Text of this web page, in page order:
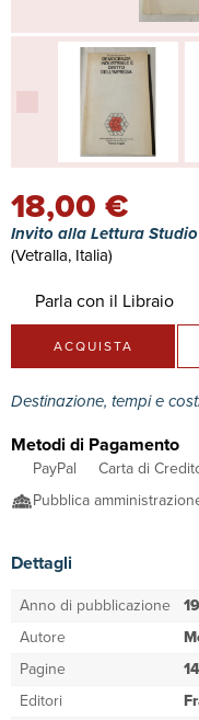
18,00 €
Invito alla Lettura
(Vetralla, Italia)
Parla con il Libraio
ACQUISTA
Destinazione, tempi e
Metodi di Pagamento
PayPal Carta di
Pubblica
Dettagli
Anno di pubblicazione
Autore
Pagine
Editori